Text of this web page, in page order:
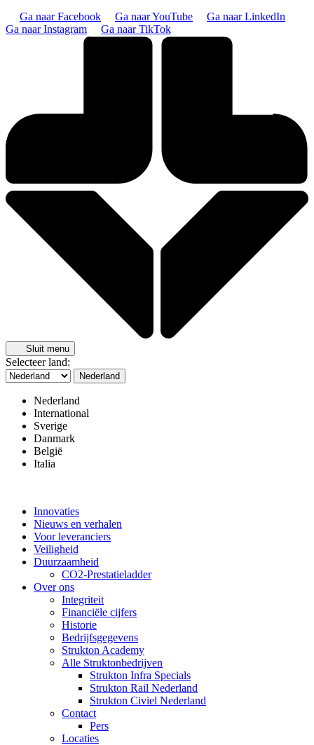
Ga naar Facebook Ga naar YouTube
Ga naar LinkedIn
Ga naar Instagram
Ga naar TikTok
Sluit menu
Selecteer land:
Nederland
Nederland
International
Sverige
Danmark
België
Italia
Innovaties
Nieuws en verhalen
Voor leveranciers
Veiligheid
Duurzaamheid
CO2-Prestatieladder
Over ons
Integriteit
Financiële cijfers
Historie
Bedrijfsgegevens
Strukton Academy
Alle Struktonbedrijven
Strukton Infra Specials
Strukton Rail Nederland
Strukton Civiel Nederland
Contact
Pers
Locaties